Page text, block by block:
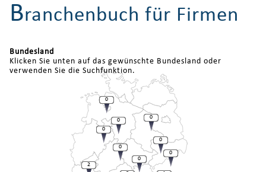
Branchenbuch für Firmen
Bundesland
Klicken Sie unten auf das gewünschte Bundesland oder
verwenden Sie die Suchfunktion.
0
2
0
0
0
0
0
0
0